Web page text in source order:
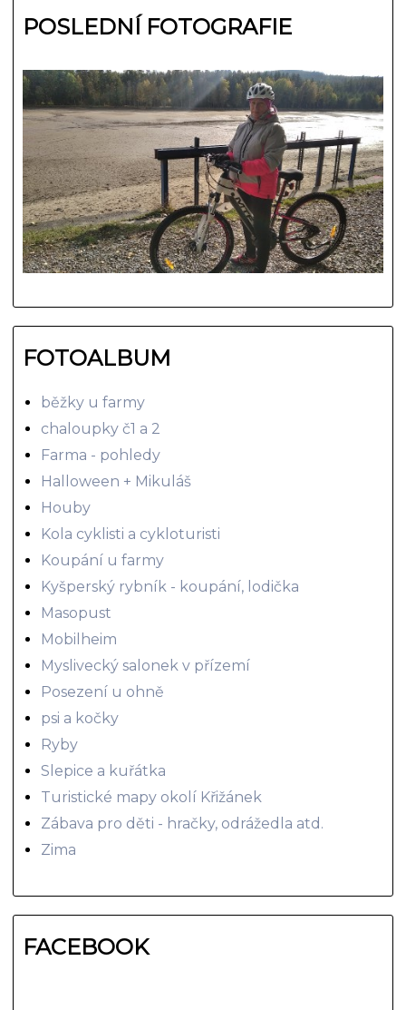
POSLEDNÍ FOTOGRAFIE
FOTOALBUM
běžky u farmy
chaloupky č1 a 2
Farma - pohledy
Halloween + Mikuláš
Houby
Kola cyklisti a cykloturisti
Koupání u farmy
Kyšperský rybník - koupání, lodička
Masopust
Mobilheim
Myslivecký salonek v přízemí
Posezení u ohně
psi a kočky
Ryby
Slepice a kuřátka
Turistické mapy okolí Křižánek
Zábava pro děti - hračky, odrážedla atd.
Zima
FACEBOOK